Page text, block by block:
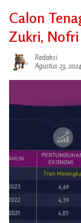
Calon
Zukri,
Redaksi
Agustus 23, 2024